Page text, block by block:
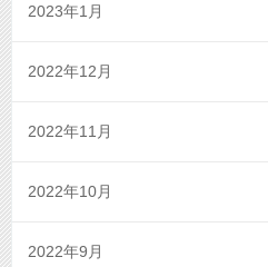
2023年1月
2022年12月
2022年11月
2022年10月
2022年9月